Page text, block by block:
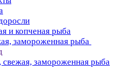
и копченая рыба
замороженная рыба
замороженная рыба